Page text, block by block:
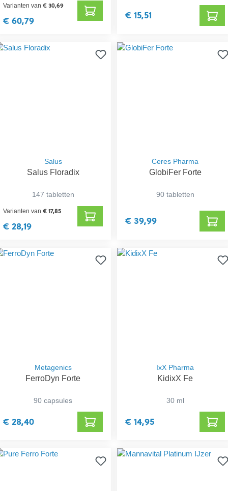
Varianten van€ 30,69
€ 60,79 € 15,51
Salus
Salus Floradix
147 tabletten
Varianten van€ 17,85
€ 28,19
Ceres Pharma
GlobiFer Forte
90 tabletten
€ 39,99
Metagenics
FerroDyn Forte
90 capsules
€ 28,40
IxX Pharma
KidixX Fe
30 ml
€ 14,95